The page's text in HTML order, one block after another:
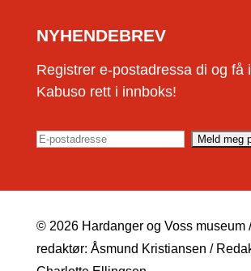
NYHENDEBREV
Registrer e-postadressa di og få
Kabuso rett i innboks!
© 2026 Hardanger og Voss museum
redaktør: Åsmund Kristiansen /